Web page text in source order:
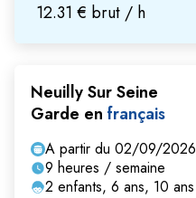
12.31 € brut / h
Neuilly Sur Seine
Garde en français
A partir du 02/09/2026
9 heures / semaine
2 enfants, 6 ans, 10 ans